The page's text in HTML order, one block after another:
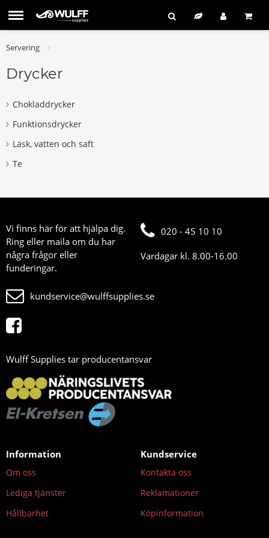
Servering
Drycker
Chokladdrycker
Funktionsdrycker
Läsk, vatten och saft
Te
Vi finns här för att hjälpa dig.
Ring eller maila om du har
några frågor eller
funderingar.
020 - 45 10 10
Vardagar kl. 8.00-16.00
kundservice@wulffsupplies.se
Wulff Supplies tar producentansvar
Information
Om oss
Lediga tjänster
Hållbarhet
Kundservice
Kontakta oss
Reklamationer
Köpinformation